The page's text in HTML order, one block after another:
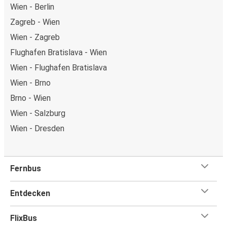
Wien - Berlin
Zagreb - Wien
Wien - Zagreb
Flughafen Bratislava - Wien
Wien - Flughafen Bratislava
Wien - Brno
Brno - Wien
Wien - Salzburg
Wien - Dresden
Fernbus
Entdecken
FlixBus